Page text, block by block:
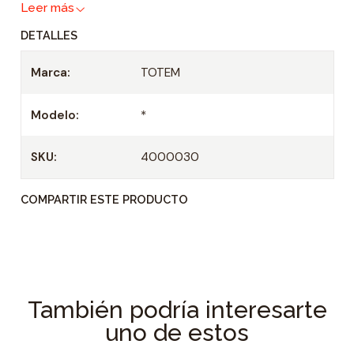
Leer más
DETALLES
Marca: TOTEM
Modelo: *
SKU: 4000030
COMPARTIR ESTE PRODUCTO
También podría interesarte
uno de estos